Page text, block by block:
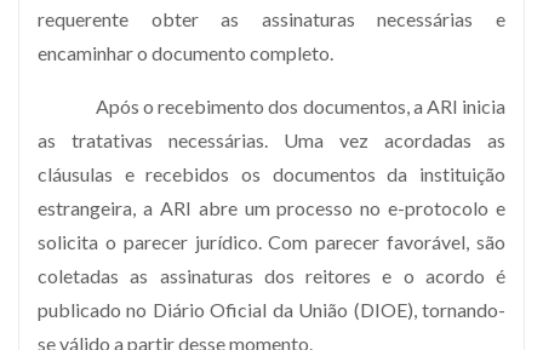
requerente obter as assinaturas necessárias e
encaminhar o documento completo.
Após o recebimento dos documentos, a ARI inicia
as tratativas necessárias. Uma vez acordadas as
cláusulas e recebidos os documentos da instituição
estrangeira, a ARI abre um processo no e-protocolo e
solicita o parecer jurídico. Com parecer favorável, são
coletadas as assinaturas dos reitores e o acordo é
publicado no Diário Oficial da União (DIOE), tornando-
se válido a partir desse momento.